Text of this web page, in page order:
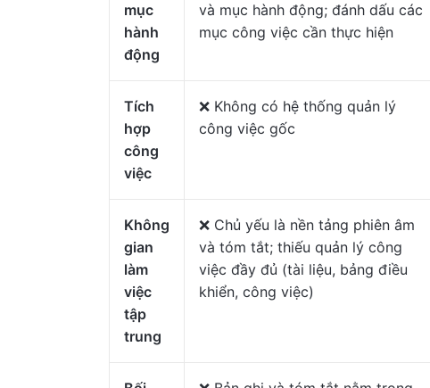
mục
hành
động
và mục hành động; đánh dấu các
mục công việc cần thực hiện
Tích
hợp
công
việc
❌ Không có hệ thống quản lý
công việc gốc
Không
gian
làm
việc
tập
trung
❌ Chủ yếu là nền tảng phiên âm
và tóm tắt; thiếu quản lý công
việc đầy đủ (tài liệu, bảng điều
khiển, công việc)